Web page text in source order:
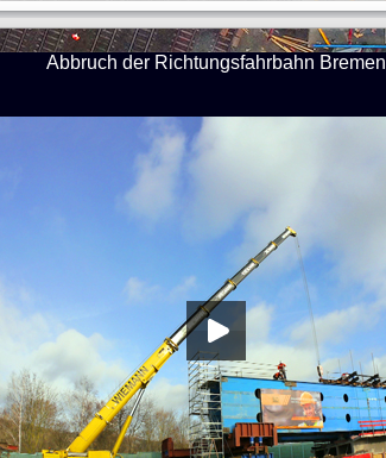
Abbruch der Richtungsfahrbahn Bremen